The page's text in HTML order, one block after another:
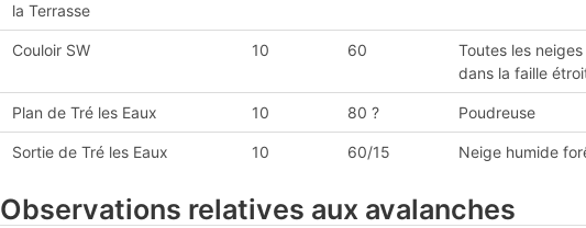
la Terrasse
Couloir SW 10 60
Toutes les
dans la faille
Plan de Tré les Eaux 10 80 ? Poudreuse
Sortie de Tré les Eaux 10 60/15 Neige humide
Observations relatives aux avalanches